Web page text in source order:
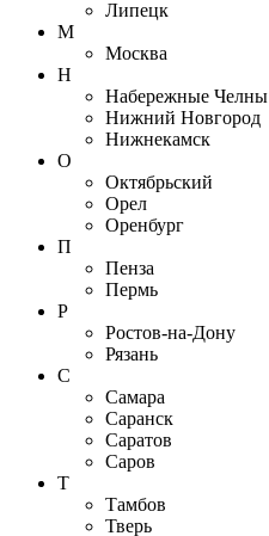
Липецк
М
Москва
Н
Набережные Челны
Нижний Новгород
Нижнекамск
О
Октябрьский
Орел
Оренбург
П
Пенза
Пермь
Р
Ростов-на-Дону
Рязань
С
Самара
Саранск
Саратов
Саров
Т
Тамбов
Тверь